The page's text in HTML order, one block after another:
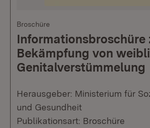
Broschüre
Informationsbroschüre
Bekämpfung von
Genitalverstümmelung
Herausgeber: Ministerium für
und Gesundheit
Publikationsart: Broschüre